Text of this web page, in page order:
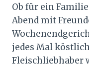
Ob für ein
Abend mit
jedes Mal
Fleischliebhaber